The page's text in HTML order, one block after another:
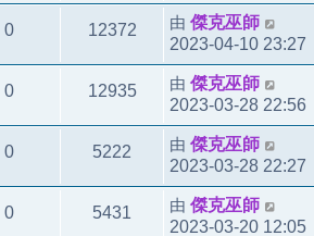
0 12372 由 傑克巫師
2023-04-10 23:27
0 12935 由 傑克巫師
2023-03-28 22:56
0 5222 由 傑克巫師
2023-03-28 22:27
0 5431 由 傑克巫師
2023-03-20 12:05